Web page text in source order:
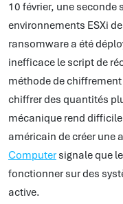
10 février, une seconde
environnements ESXi
ransomware a été
inefficace le script de
méthode de
chiffrer des quantités
mécanique rend
américain de créer une
Computer signale que
fonctionner sur des
active.